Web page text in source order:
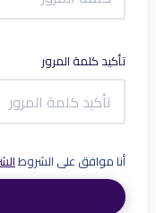
تأكيد كلمة المرور
أنا موافق على الشروط